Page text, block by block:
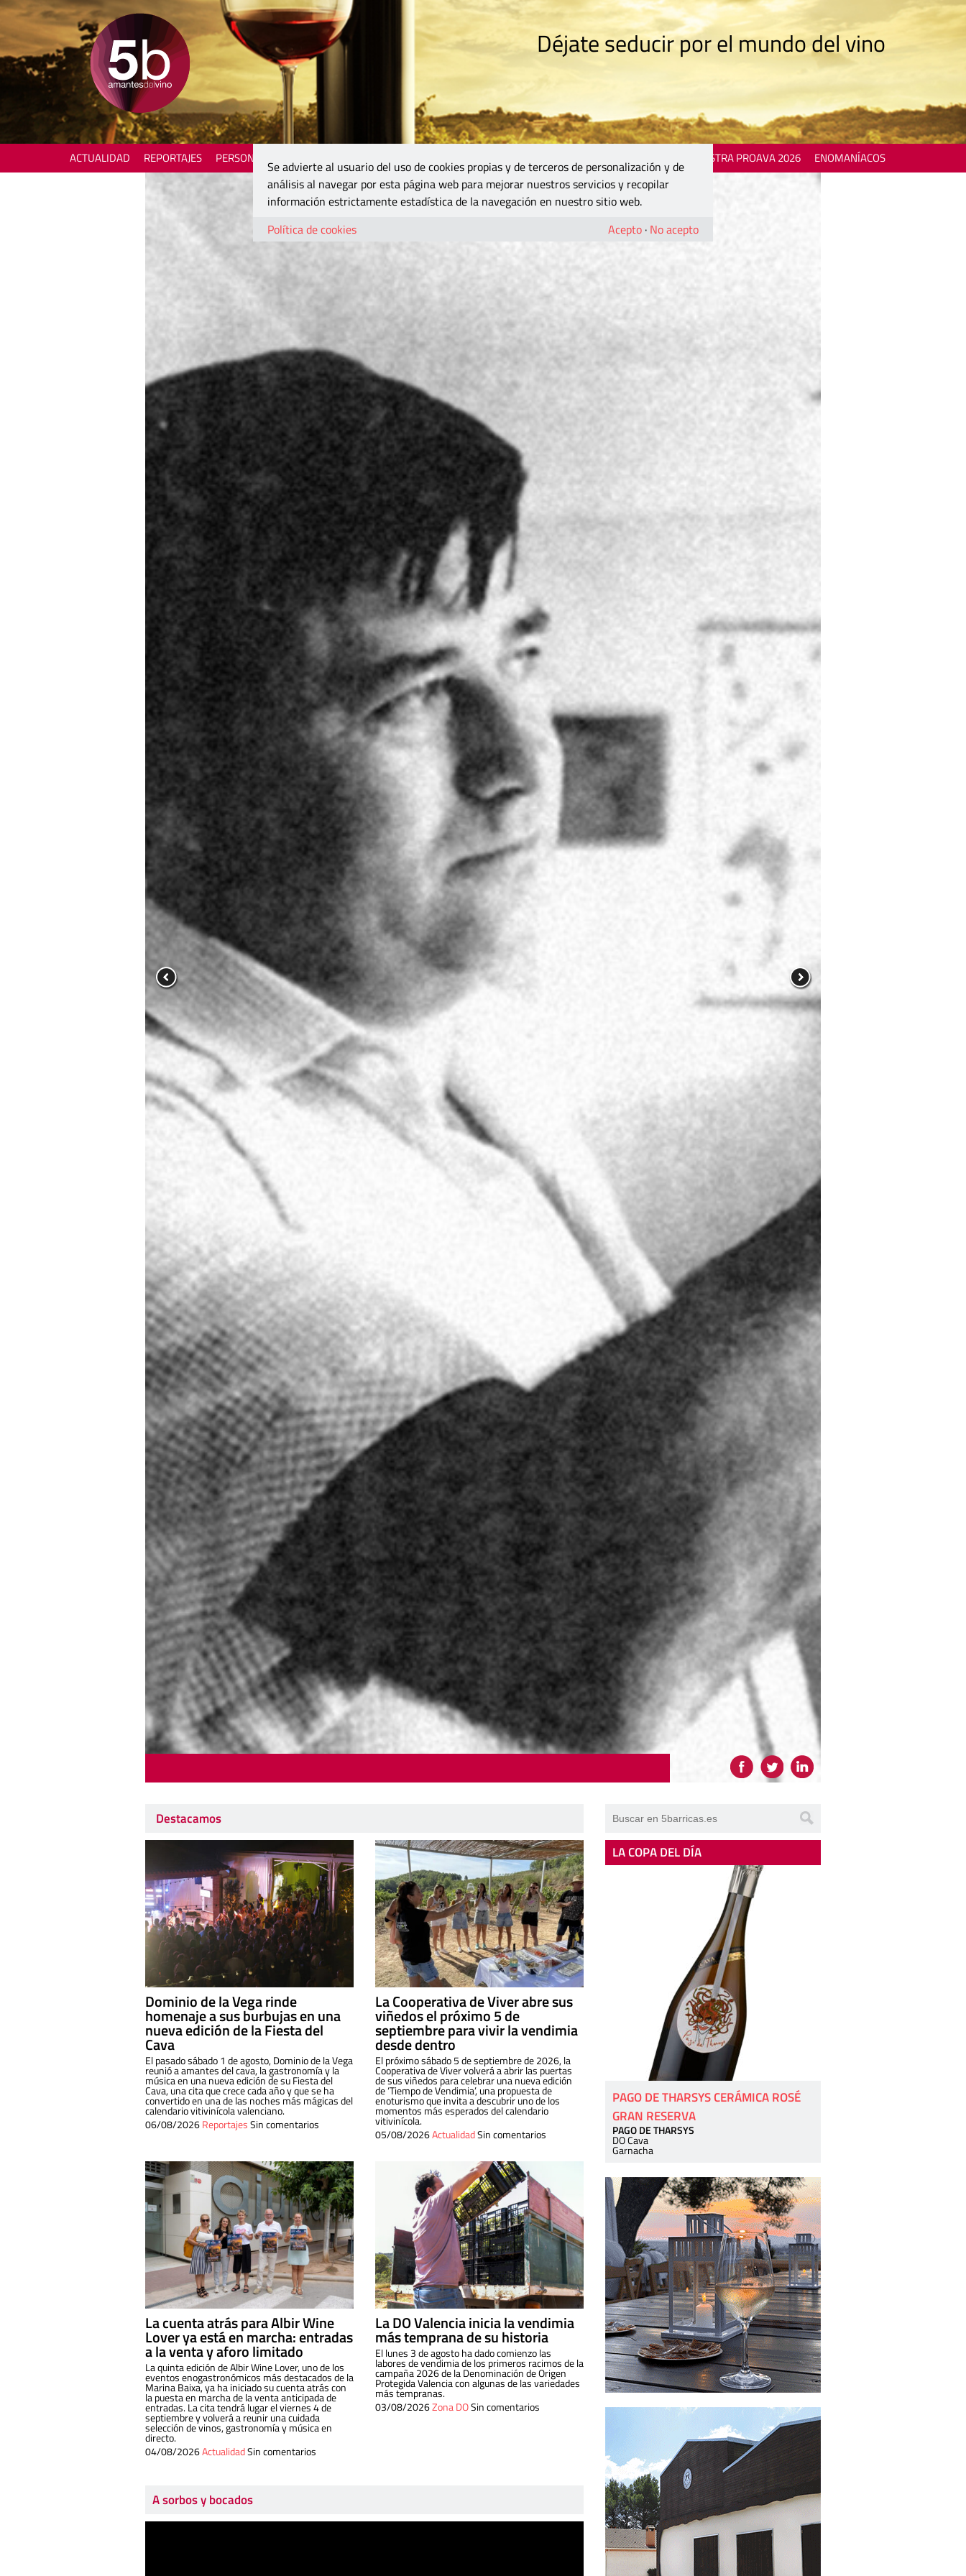
Déjate seducir por el mundo del vino
ACTUALIDAD REPORTAJES PERSONAJES MOSTRA PROAVA 2026 ENOMANÍACOS
Destacamos
Dominio de la Vega rinde
homenaje a sus burbujas en una
nueva edición de la Fiesta del
Cava
El pasado sábado 1 de agosto, Dominio de la Vega
reunió a amantes del cava, la gastronomía y la
música en una nueva edición de su Fiesta del
Cava, una cita que crece cada año y que se ha
convertido en una de las noches más mágicas del
calendario vitivinícola valenciano.
06/08/2026ReportajesSin comentarios
La Cooperativa de Viver abre sus
viñedos el próximo 5 de
septiembre para vivir la vendimia
desde dentro
El próximo sábado 5 de septiembre de 2026, la
Cooperativa de Viver volverá a abrir las puertas
de sus viñedos para celebrar una nueva edición
de ‘Tiempo de Vendimia’, una propuesta de
enoturismo que invita a descubrir uno de los
momentos más esperados del calendario
vitivinícola.
05/08/2026ActualidadSin comentarios
La cuenta atrás para Albir Wine
Lover ya está en marcha: entradas
a la venta y aforo limitado
La quinta edición de Albir Wine Lover, uno de los
eventos enogastronómicos más destacados de la
Marina Baixa, ya ha iniciado su cuenta atrás con
la puesta en marcha de la venta anticipada de
entradas. La cita tendrá lugar el viernes 4 de
septiembre y volverá a reunir una cuidada
selección de vinos, gastronomía y música en
directo.
04/08/2026ActualidadSin comentarios
La DO Valencia inicia la vendimia
más temprana de su historia
El lunes 3 de agosto ha dado comienzo las
labores de vendimia de los primeros racimos de la
campaña 2026 de la Denominación de Origen
Protegida Valencia con algunas de las variedades
más tempranas.
03/08/2026Zona DOSin comentarios
A sorbos y bocados
LA COPA DEL DÍA
PAGO DE THARSYS CERÁMICA ROSÉ
GRAN RESERVA
PAGO DE THARSYS
DO Cava
Garnacha
Se advierte al usuario del uso de cookies propias y de terceros de personalización y de
análisis al navegar por esta página web para mejorar nuestros servicios y recopilar
información estrictamente estadística de la navegación en nuestro sitio web.
Política de cookies
Acepto · No acepto